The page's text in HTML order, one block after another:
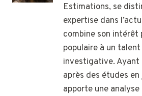
Estimations, se
expertise dans
combine son intérêt
populaire à un
investigative. Ayant
après des études
apporte une